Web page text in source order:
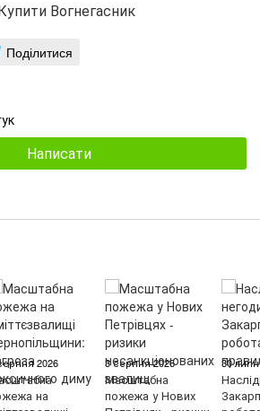
Поділитися
Написати
2026
на
3 серпня 2026
Масштабна
пожежа у Нових
30